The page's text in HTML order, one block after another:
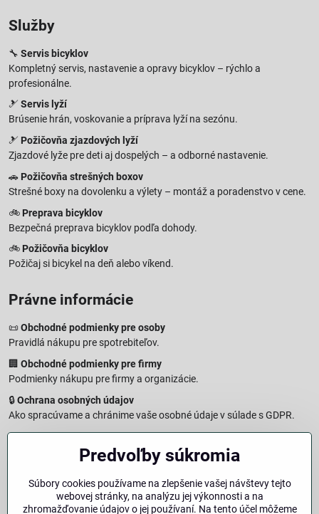
Služby
🔧 Servis bicyklov
Kompletný servis, nastavenie a opravy bicyklov – rýchlo a
profesionálne.
🎿 Servis lyží
Brúsenie hrán, voskovanie a príprava lyží na sezónu.
🎿 Požičovňa zjazdových lyží
Zjazdové lyže pre deti aj dospelých – a odborné nastavenie.
🚗 Požičovňa strešných boxov
Strešné boxy na dovolenku a výlety – montáž a poradenstvo v cene.
🚲 Preprava bicyklov
Bezpečná preprava bicyklov podľa dohody.
🚲 Požičovňa bicyklov
Požičaj si bicykel na deň alebo víkend.
Právne informácie
📜 Obchodné podmienky pre osoby
Pravidlá nákupu pre spotrebiteľov.
🏢 Obchodné podmienky pre firmy
Podmienky nákupu pre firmy a organizácie.
🔒Ochrana osobných údajov
Ako spracúvame a chránime vaše osobné údaje v súlade s GDPR.
🧾Reklamačný formulár
Jednoduché podanie reklamácie
Vzorový formulár pre odstúpenie od zmluvy a vrátenie tovaru.
Právna doložka – Autorské práva
Predvoľby súkromia
Súbory cookies používame na zlepšenie vašej návštevy tejto
webovej stránky, na analýzu jej výkonnosti a na
zhromažďovanie údajov o jej používaní. Na tento účel môžeme